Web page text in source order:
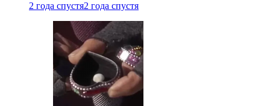
2 года спустя2 года спустя